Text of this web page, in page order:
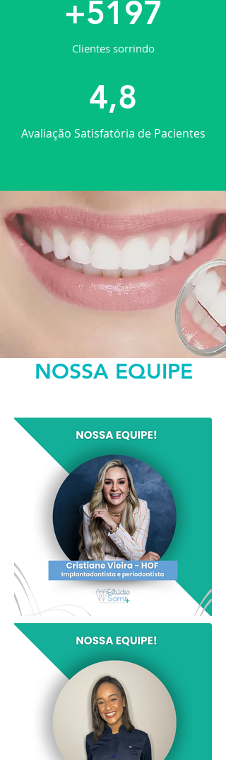
+5197
Clientes sorrindo
4,8
Avaliação Satisfatória de Pacientes
NOSSA EQUIPE